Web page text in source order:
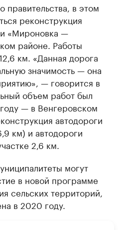
правительства, в этом
реконструкция
«Мироновка —
районе. Работы
км. «Данная дорога
значимость — она
— говорится в
объем работ был
— в Венгеровском
автодороги
км) и автодороги
2,6 км.
могут
в новой программе
сельских территорий,
в 2020 году.